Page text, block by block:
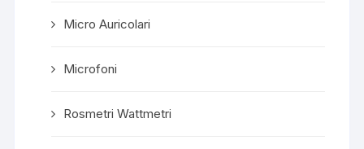
Micro Auricolari
Microfoni
Rosmetri Wattmetri